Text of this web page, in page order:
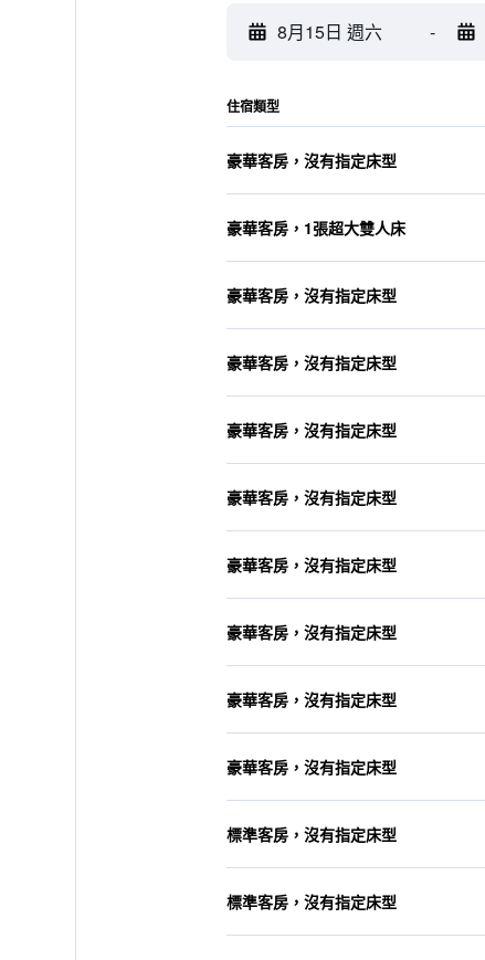
8月15日 週六 -
住宿類型
豪華客房，沒有指定床型
豪華客房，1張超大雙人床
豪華客房，沒有指定床型
豪華客房，沒有指定床型
豪華客房，沒有指定床型
豪華客房，沒有指定床型
豪華客房，沒有指定床型
豪華客房，沒有指定床型
豪華客房，沒有指定床型
豪華客房，沒有指定床型
標準客房，沒有指定床型
標準客房，沒有指定床型